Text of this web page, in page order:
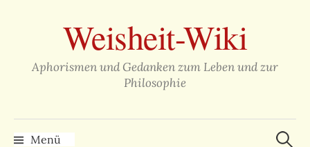
überspringenWeisheit-Wiki
Aphorismen und Gedanken zum Leben und zur
Philosophie
Menü
Suchen
nach: